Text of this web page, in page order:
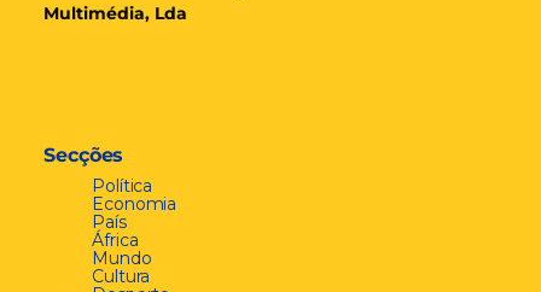
Multimédia, Lda
Secções
Política
Economia
País
África
Mundo
Cultura